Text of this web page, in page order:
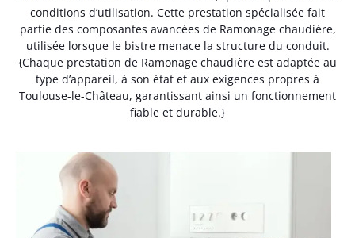
conditions d’utilisation. Cette prestation spécialisée fait
partie des composantes avancées de Ramonage chaudière,
utilisée lorsque le bistre menace la structure du conduit.
{Chaque prestation de Ramonage chaudière est adaptée au
type d’appareil, à son état et aux exigences propres à
Toulouse-le-Château, garantissant ainsi un fonctionnement
fiable et durable.}